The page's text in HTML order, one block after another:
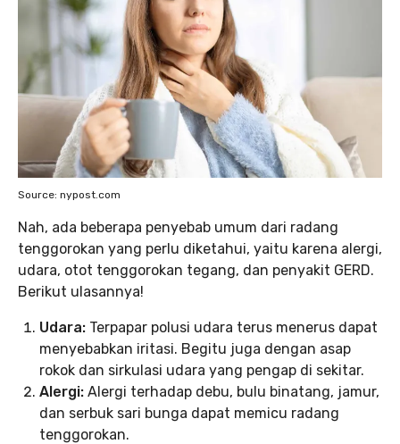
Source: nypost.com
Nah, ada beberapa penyebab umum dari radang
tenggorokan yang perlu diketahui, yaitu karena alergi,
udara, otot tenggorokan tegang, dan penyakit GERD.
Berikut ulasannya!
Udara: Terpapar polusi udara terus menerus dapat
menyebabkan iritasi. Begitu juga dengan asap
rokok dan sirkulasi udara yang pengap di sekitar.
Alergi: Alergi terhadap debu, bulu binatang, jamur,
dan serbuk sari bunga dapat memicu radang
tenggorokan.